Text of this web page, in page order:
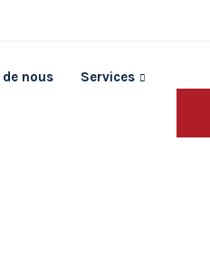
nous Services